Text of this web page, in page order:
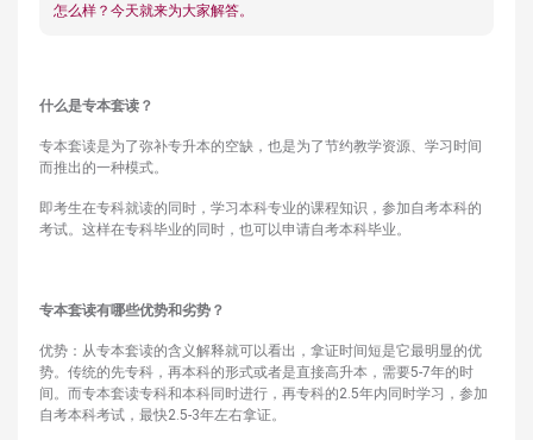
怎么样？今天就来为大家解答。
什么是专本套读？
专本套读是为了弥补专升本的空缺，也是为了节约教学资源、学习时间
而推出的一种模式。
即考生在专科就读的同时，学习本科专业的课程知识，参加自考本科的
考试。这样在专科毕业的同时，也可以申请自考本科毕业。
专本套读有哪些优势和劣势？
优势：从专本套读的含义解释就可以看出，拿证时间短是它最明显的优
势。传统的先专科，再本科的形式或者是直接高升本，需要5-7年的时
间。而专本套读专科和本科同时进行，再专科的2.5年内同时学习，参加
自考本科考试，最快2.5-3年左右拿证。